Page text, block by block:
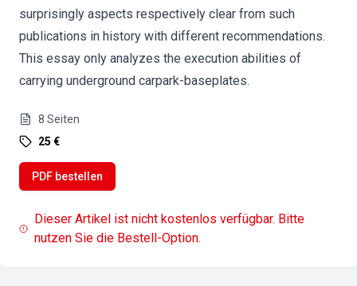
surprisingly aspects respectively clear from such
publications in history with different recommendations.
This essay only analyzes the execution abilities of
carrying underground carpark-baseplates.
8 Seiten
25 €
PDF bestellen
Dieser Artikel ist nicht kostenlos verfügbar. Bitte
nutzen Sie die Bestell-Option.